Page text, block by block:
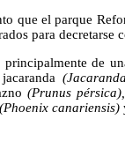
que el parque
para decretarse
principalmente de
jacaranda
(Prunus pérsica),
(Phoenix canariensis)